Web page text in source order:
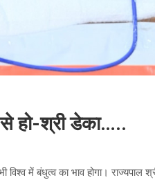
हो-श्री डेका…..
में बंधुत्व का भाव होगा। राज्यपाल